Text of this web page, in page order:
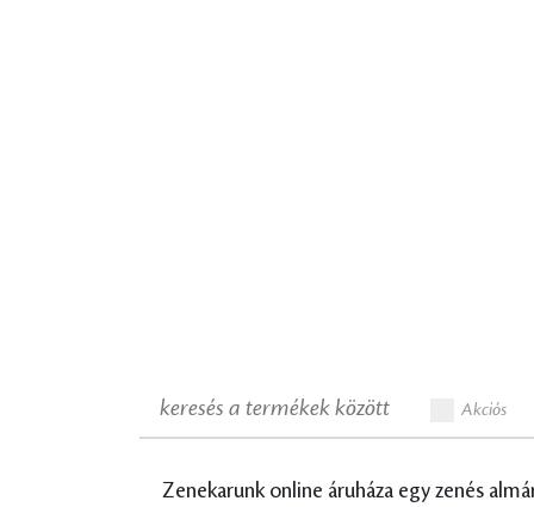
Akciós
Zenekarunk online áruháza egy zenés